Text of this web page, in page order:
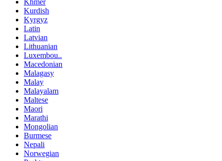
Kurdish
Kyrgyz
Latin
Latvian
Lithuanian
Luxembou..
Macedonian
Malagasy
Malay
Malayalam
Maltese
Maori
Marathi
Mongolian
Burmese
Nepali
Norwegian